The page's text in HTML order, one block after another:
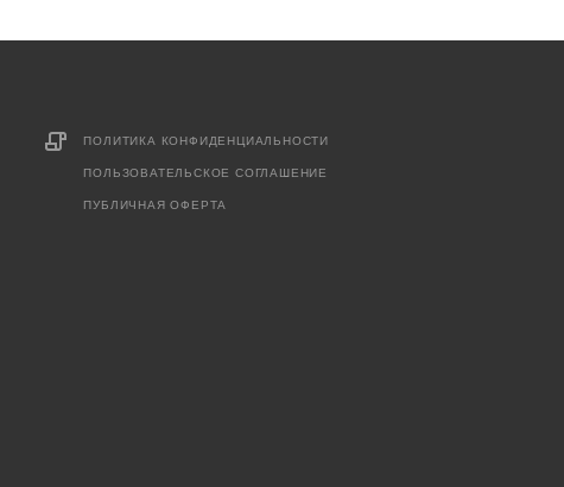
ПОЛИТИКА КОНФИДЕНЦИАЛЬНОСТИ
ПОЛЬЗОВАТЕЛЬСКОЕ СОГЛАШЕНИЕ
ПУБЛИЧНАЯ ОФЕРТА